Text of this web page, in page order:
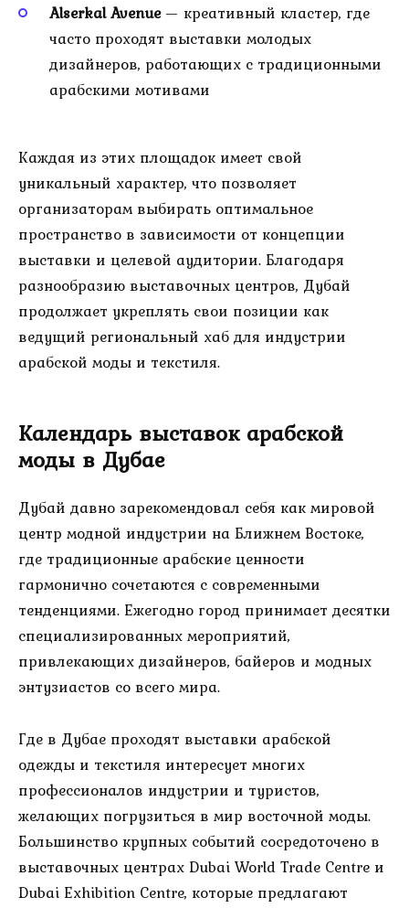
Alserkal Avenue— креативный кластер, где
часто проходят выставки молодых
дизайнеров, работающих с традиционными
арабскими мотивами
Каждая из этих площадок имеет свой
уникальный характер, что позволяет
организаторам выбирать оптимальное
пространство в зависимости от концепции
выставки и целевой аудитории. Благодаря
разнообразию выставочных центров, Дубай
продолжает укреплять свои позиции как
ведущий региональный хаб для индустрии
арабской моды и текстиля.
Календарь выставок арабской
моды в Дубае
Дубай давно зарекомендовал себя как мировой
центр модной индустрии на Ближнем Востоке,
где традиционные арабские ценности
гармонично сочетаются с современными
тенденциями. Ежегодно город принимает десятки
специализированных мероприятий,
привлекающих дизайнеров, байеров и модных
энтузиастов со всего мира.
Где в Дубае проходят выставки арабской
одежды и текстиля интересует многих
профессионалов индустрии и туристов,
желающих погрузиться в мир восточной моды.
Большинство крупных событий сосредоточено в
выставочных центрах Dubai World Trade Centre и
Dubai Exhibition Centre, которые предлагают